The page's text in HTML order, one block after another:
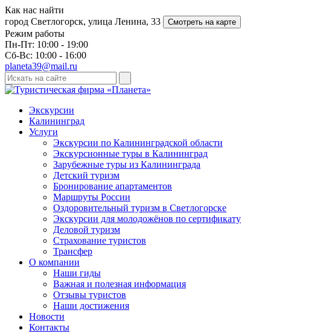
Как нас найти
город Светлогорск, улица Ленина, 33
Смотреть на карте
Режим работы
Пн-Пт: 10:00 - 19:00
Сб-Вс: 10:00 - 16:00
planeta39@mail.ru
Экскурсии
Калининград
Услуги
Экскурсии по Калининградской области
Экскурсионные туры в Калининград
Зарубежные туры из Калининграда
Детский туризм
Бронирование апартаментов
Маршруты России
Оздоровительный туризм в Cветлогорске
Экскурсии для молодожёнов по сертификату
Деловой туризм
Страхование туристов
Трансфер
О компании
Наши гиды
Важная и полезная информация
Отзывы туристов
Наши достижения
Новости
Контакты